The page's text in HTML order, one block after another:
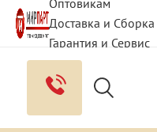
Оптовикам
Доставка и Сборка
Гарантия и Сервис
Вопрос - Ответ